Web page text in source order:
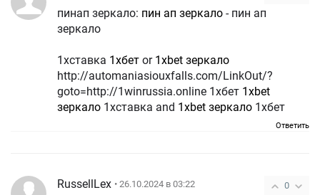
пинап зеркало: пин ап зеркало - пин ап
зеркало
1хставка 1хбет or 1xbet зеркало
http://automaniasiouxfalls.com/LinkOut/?
goto=http://1winrussia.online 1хбет 1xbet
зеркало 1хставка and 1xbet зеркало 1хбет
Ответить
0
RussellLex • 26.10.2024 в 03:22